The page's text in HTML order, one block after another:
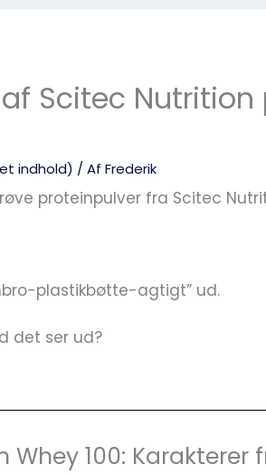
Scitec Nutrition
indhold) / AfFrederik
proteinpulver fra Scitec
plastikbøtte-agtigt” ud.
det ser ud?
100: Karakterer